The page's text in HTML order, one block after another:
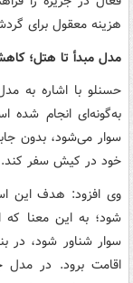
هزینه معقول برای
مدل مبدأ تا هتل؛
حسنلو با اشاره به
به‌گونه‌ای انجام
سوار می‌شود، بدون
خود در کیش سفر کند.
وی افزود: هدف این
شود؛ به این معنا
سوار شناور شود، در
اقامت برود. در مدل